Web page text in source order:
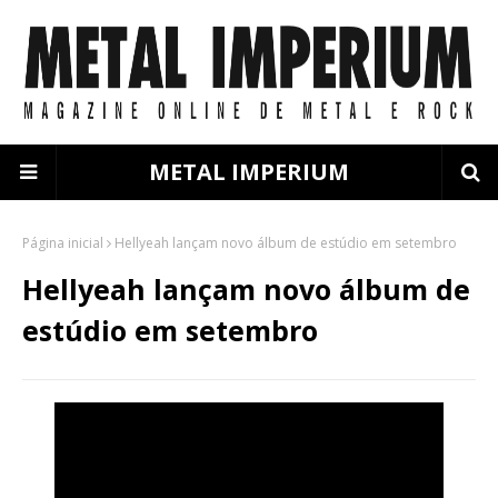
METAL IMPERIUM
Página inicial Hellyeah lançam novo álbum de estúdio em setembro
Hellyeah lançam novo álbum de
estúdio em setembro